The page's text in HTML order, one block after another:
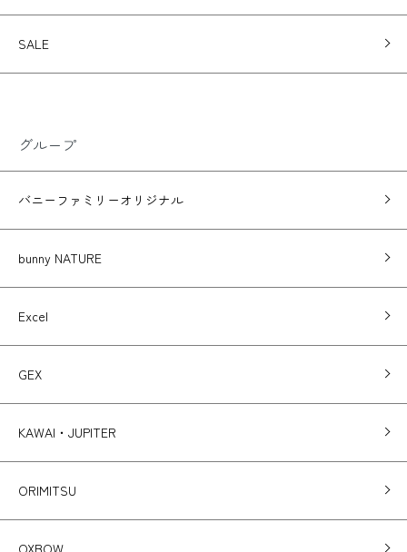
SALE
グループ
バニーファミリーオリジナル
bunny NATURE
Excel
GEX
KAWAI・JUPITER
ORIMITSU
OXBOW